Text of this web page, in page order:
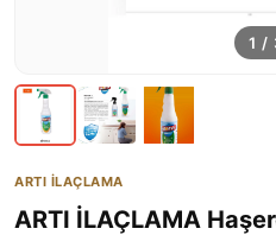
1 /
ARTI İLAÇLAMA
ARTI İLAÇLAMA